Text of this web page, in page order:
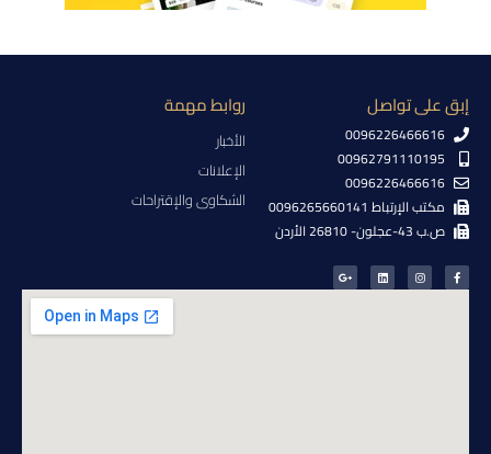
إبق على تواصل
0096226466616
00962791110195
0096226466616
مكتب الإرتباط 0096265660141
ص.ب 43-عجلون- 26810 الأردن
روابط مهمة
الأخبار
الإعلانات
الشكاوى والإقتراحات